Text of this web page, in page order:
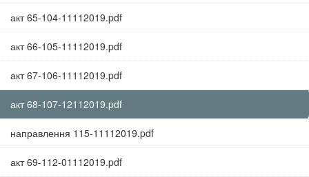
акт 65-104-11112019.pdf
акт 66-105-11112019.pdf
акт 67-106-11112019.pdf
акт 68-107-12112019.pdf
направлення 115-11112019.pdf
акт 69-112-01112019.pdf